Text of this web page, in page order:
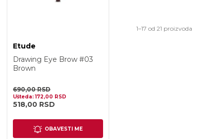
Etude
Drawing Eye Brow #03
Brown
690,00RSD
Ušteda:172,00 RSD
518,00 RSD
OBAVESTI ME
1–17 od 21 proizvodaSortirano